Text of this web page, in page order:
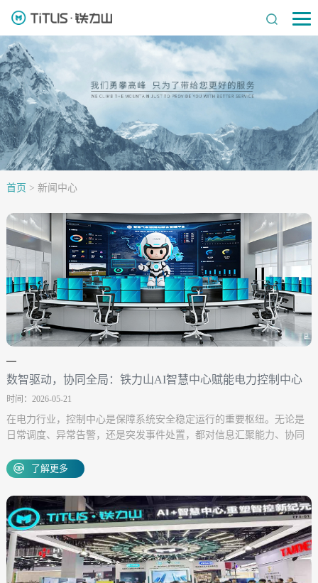
首页 > 新闻中心
数智驱动，协同全局：铁力山AI智慧中心赋能电力控制中心
转型升级
时间：2026-05-21
在电力行业，控制中心是保障系统安全稳定运行的重要枢纽。无论是
日常调度、异常告警，还是突发事件处置，都对信息汇聚能力、协同
中心在多系统切换、跨岗位协同和运行保障方面的压力也日益显现。
了解更多